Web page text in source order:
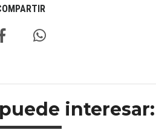
interesar: